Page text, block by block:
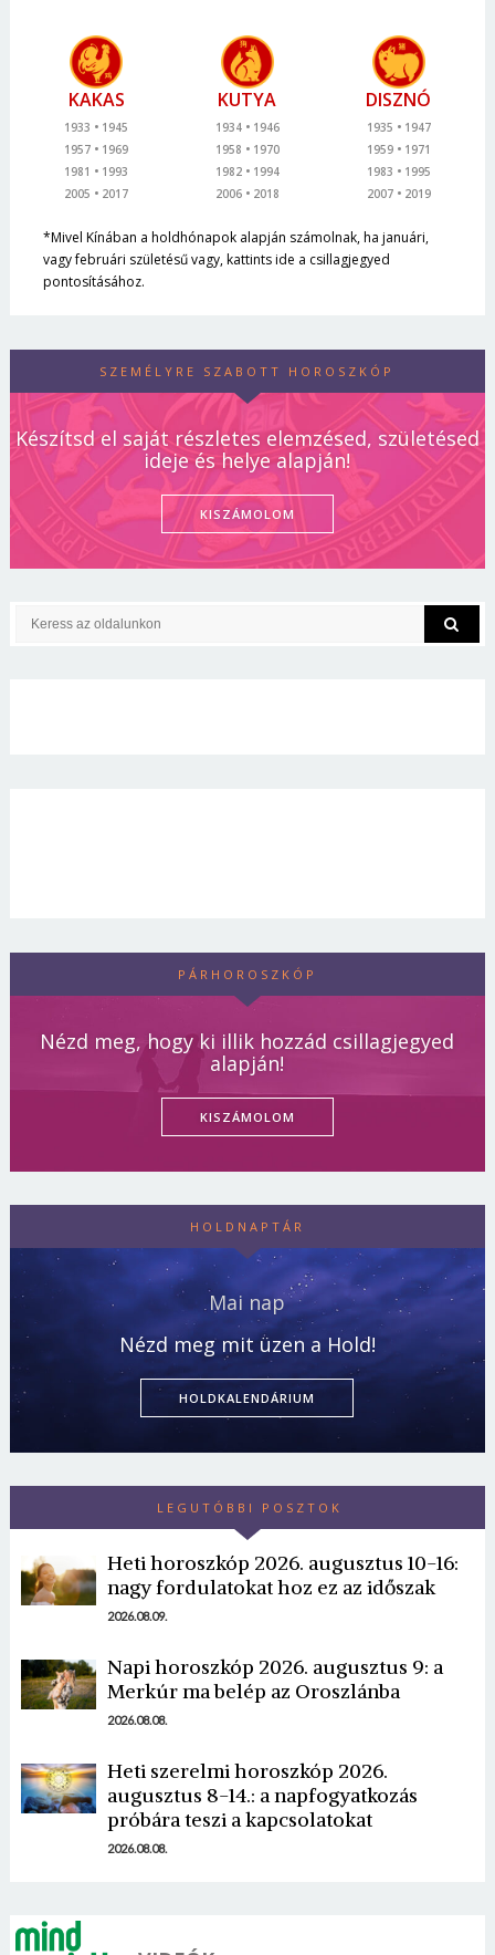
KAKAS
1933
1945
1957
1969
1981
1993
2005
2017
KUTYA
1934
1946
1958
1970
1982
1994
2006
2018
DISZNÓ
1935
1947
1959
1971
1983
1995
2007
2019
*Mivel Kínában a holdhónapok alapján számolnak, ha januári,
vagy februári születésű vagy, kattints ide a csillagjegyed
pontosításához.
SZEMÉLYRE SZABOTT HOROSZKÓP
Készítsd el saját részletes elemzésed, születésed
ideje és helye alapján!
KISZÁMOLOM
PÁRHOROSZKÓP
Nézd meg, hogy ki illik hozzád csillagjegyed
alapján!
KISZÁMOLOM
HOLDNAPTÁR
Mai nap
Nézd meg mit üzen a Hold!
HOLDKALENDÁRIUM
LEGUTÓBBI POSZTOK
Heti horoszkóp 2026. augusztus 10-16:
nagy fordulatokat hoz ez az időszak
2026.08.09.
Napi horoszkóp 2026. augusztus 9: a
Merkúr ma belép az Oroszlánba
2026.08.08.
Heti szerelmi horoszkóp 2026.
augusztus 8-14.: a napfogyatkozás
próbára teszi a kapcsolatokat
2026.08.08.